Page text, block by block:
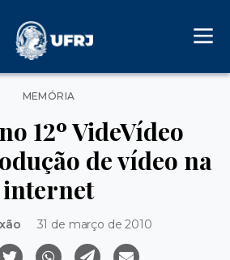
Categorias
MEMÓRIA
12º VideVídeo
de vídeo na
internet
31 de março de 2010